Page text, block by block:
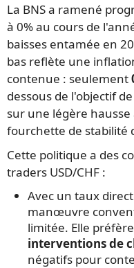
La BNS a ramené
à 0% au cours de
baisses entamée en
bas reflète une
contenue : seulement
dessous de l'objectif
sur une légère
fourchette de stabilité
Cette politique a des
traders USD/CHF :
Avec un taux
manœuvre
limitée. Elle
interventions de
négatifs pour